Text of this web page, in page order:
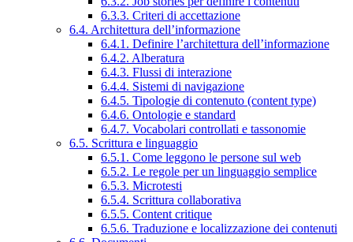
6.3.3. Criteri di accettazione
6.4. Architettura dell’informazione
6.4.1. Definire l’architettura dell’informazione
6.4.2. Alberatura
6.4.3. Flussi di interazione
6.4.4. Sistemi di navigazione
6.4.5. Tipologie di contenuto (content type)
6.4.6. Ontologie e standard
6.4.7. Vocabolari controllati e tassonomie
6.5. Scrittura e linguaggio
6.5.1. Come leggono le persone sul web
6.5.2. Le regole per un linguaggio semplice
6.5.3. Microtesti
6.5.4. Scrittura collaborativa
6.5.5. Content critique
6.5.6. Traduzione e localizzazione dei contenuti